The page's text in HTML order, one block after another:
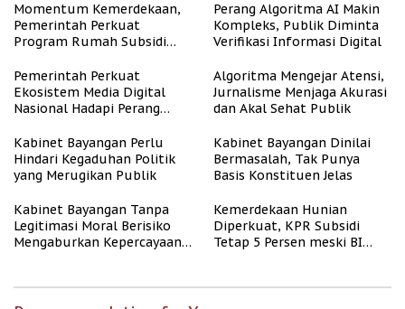
Momentum Kemerdekaan,
Pemerintah Perkuat
Program Rumah Subsidi
Berpenghasilan Rendah
Perang Algoritma AI Makin
Kompleks, Publik Diminta
Verifikasi Informasi Digital
Pemerintah Perkuat
Ekosistem Media Digital
Nasional Hadapi Perang
Algoritma Mengejar Atensi,
Jurnalisme Menjaga Akurasi
dan Akal Sehat Publik
Kabinet Bayangan Perlu
Hindari Kegaduhan Politik
yang Merugikan Publik
Kabinet Bayangan Dinilai
Bermasalah, Tak Punya
Basis Konstituen Jelas
Kabinet Bayangan Tanpa
Legitimasi Moral Berisiko
Mengaburkan Kepercayaan
Kemerdekaan Hunian
Diperkuat, KPR Subsidi
Tetap 5 Persen meski BI